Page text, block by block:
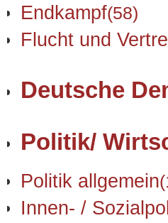
Endkampf(58)
Flucht und
Deutsche
Politik/
Politik allgemein
Innen- /